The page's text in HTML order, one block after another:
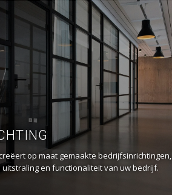
op maat gemaakte bedrijfsinrichtingen,
en functionaliteit van uw bedrijf.